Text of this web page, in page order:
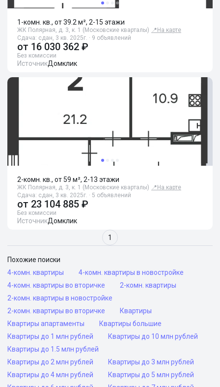
1-комн. кв., от 39.2 м², 2-15 этажи
ЖК Полярная, д. 3, к. 1 (Московские кварталы) 📍 На карте
Сдача: сдан, 3 кв. 2025г. · 9 объявлений
от 16 030 362 ₽
Без комиссии
ИсточникДомклик
2-комн. кв., от 59 м², 2-13 этажи
ЖК Полярная, д. 3, к. 1 (Московские кварталы) 📍 На карте
Сдача: сдан, 3 кв. 2025г. · 5 объявлений
от 23 104 885 ₽
Без комиссии
ИсточникДомклик
1
Похожие поиски
4-комн. квартиры
4-комн. квартиры в новостройке
4-комн. квартиры во вторичке
2-комн. квартиры
2-комн. квартиры в новостройке
2-комн. квартиры во вторичке
Квартиры
Квартиры апартаменты
Квартиры большие
Квартиры до 1 млн рублей
Квартиры до 10 млн рублей
Квартиры до 1.5 млн рублей
Квартиры до 2 млн рублей
Квартиры до 3 млн рублей
Квартиры до 4 млн рублей
Квартиры до 5 млн рублей